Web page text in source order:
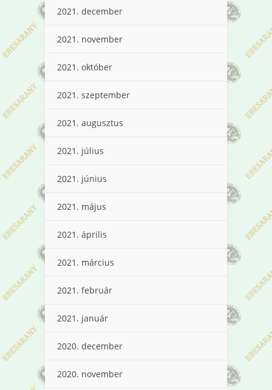
2021. december
2021. november
2021. október
2021. szeptember
2021. augusztus
2021. július
2021. június
2021. május
2021. április
2021. március
2021. február
2021. január
2020. december
2020. november